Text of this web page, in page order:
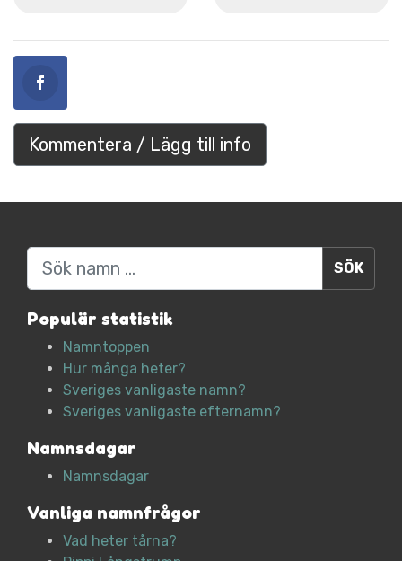
Kommentera / Lägg till info
Sök
Populär statistik
Namntoppen
Hur många heter?
Sveriges vanligaste namn?
Sveriges vanligaste efternamn?
Namnsdagar
Namnsdagar
Vanliga namnfrågor
Vad heter tårna?